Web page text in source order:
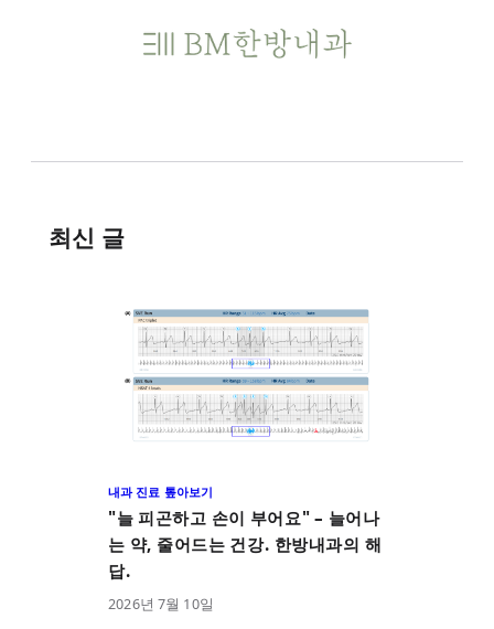
최신 글
내과 진료 톺아보기
"늘 피곤하고 손이 부어요" – 늘어나
는 약, 줄어드는 건강. 한방내과의 해
답.
2026년 7월 10일